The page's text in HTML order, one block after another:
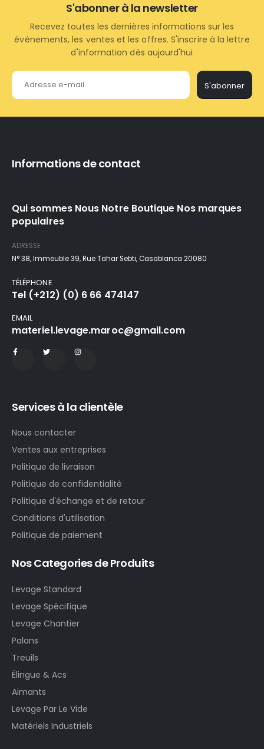
S'abonner à la newsletter
Recevez toutes les dernières informations sur les
événements, les ventes et les offres. S'inscrire à la lettre
d'information dès aujourd'hui
S'abonner
Informations de contact
Qui sommes Nous Notre Boutique Nos marques
populaires
ADRESSE
N° 38, Immeuble 39, Rue Tahar Sebti, Casablanca 20080
TÉLÉPHONE
Tel (+212) (0) 6 66 474147
EMAIL
materiel.levage.maroc@gmail.com
Services à la clientèle
Nous contacter
Ventes aux entreprises
Politique de livraison
Politique de confidentialité
Politique d'échange et de retour
Conditions d'utilisation
Politique de paiement
Nos Categories de Produits
Levage Standard
Levage Spécifique
Levage Chantier
Palans
Treuils
Élingue & Acs
Aimants
Levage Par Le Vide
Matériels Industriels